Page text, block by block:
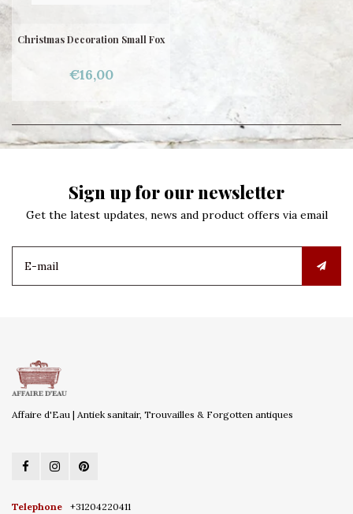
Christmas Decoration Small Fox
€16,00
Sign up for our newsletter
Get the latest updates, news and product offers via email
Affaire d'Eau | Antiek sanitair, Trouvailles & Forgotten antiques
Telephone +31204220411